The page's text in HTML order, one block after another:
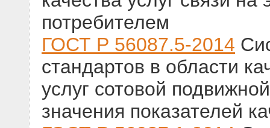
потребителем
ГОСТ Р 56087.5-2014
стандартов в области
услуг сотовой
значения показателей